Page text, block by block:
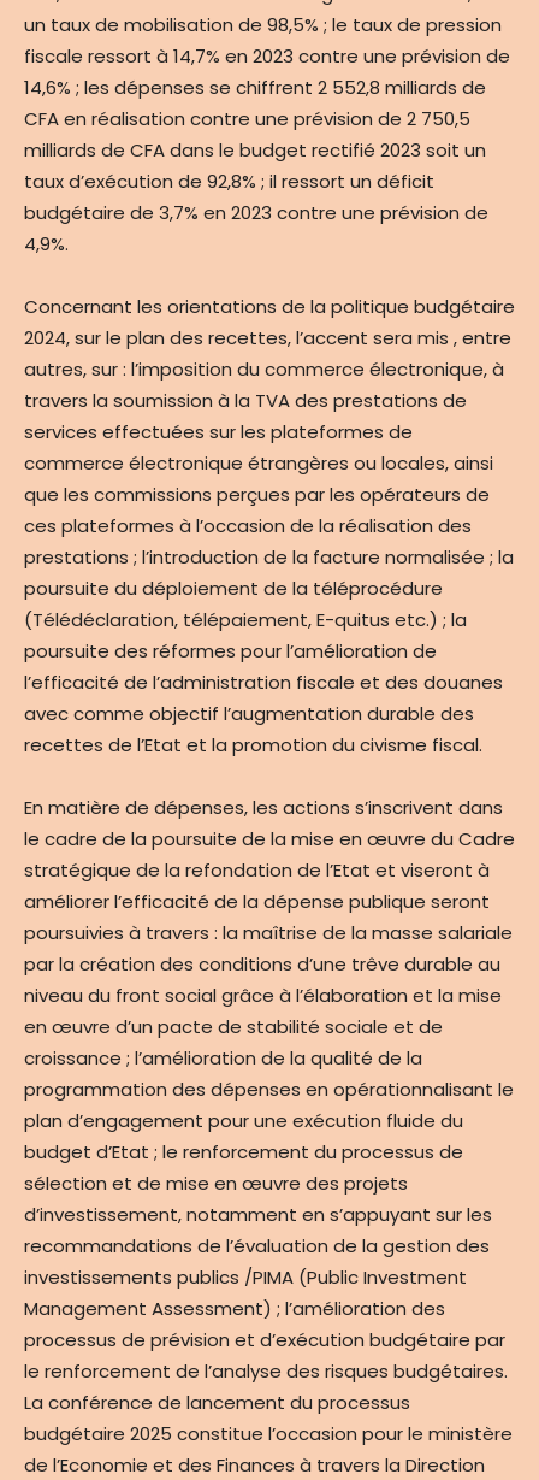
un taux de mobilisation de 98,5% ; le taux de pression
fiscale ressort à 14,7% en 2023 contre une prévision de
14,6% ; les dépenses se chiffrent 2 552,8 milliards de
CFA en réalisation contre une prévision de 2 750,5
milliards de CFA dans le budget rectifié 2023 soit un
taux d’exécution de 92,8% ; il ressort un déficit
budgétaire de 3,7% en 2023 contre une prévision de
4,9%.
Concernant les orientations de la politique budgétaire
2024, sur le plan des recettes, l’accent sera mis , entre
autres, sur : l’imposition du commerce électronique, à
travers la soumission à la TVA des prestations de
services effectuées sur les plateformes de
commerce électronique étrangères ou locales, ainsi
que les commissions perçues par les opérateurs de
ces plateformes à l’occasion de la réalisation des
prestations ; l’introduction de la facture normalisée ; la
poursuite du déploiement de la téléprocédure
(Télédéclaration, télépaiement, E-quitus etc.) ; la
poursuite des réformes pour l’amélioration de
l’efficacité de l’administration fiscale et des douanes
avec comme objectif l’augmentation durable des
recettes de l’Etat et la promotion du civisme fiscal.
En matière de dépenses, les actions s’inscrivent dans
le cadre de la poursuite de la mise en œuvre du Cadre
stratégique de la refondation de l’Etat et viseront à
améliorer l’efficacité de la dépense publique seront
poursuivies à travers : la maîtrise de la masse salariale
par la création des conditions d’une trêve durable au
niveau du front social grâce à l’élaboration et la mise
en œuvre d’un pacte de stabilité sociale et de
croissance ; l’amélioration de la qualité de la
programmation des dépenses en opérationnalisant le
plan d’engagement pour une exécution fluide du
budget d’Etat ; le renforcement du processus de
sélection et de mise en œuvre des projets
d’investissement, notamment en s’appuyant sur les
recommandations de l’évaluation de la gestion des
investissements publics /PIMA (Public Investment
Management Assessment) ; l’amélioration des
processus de prévision et d’exécution budgétaire par
le renforcement de l’analyse des risques budgétaires.
La conférence de lancement du processus
budgétaire 2025 constitue l’occasion pour le ministère
de l’Economie et des Finances à travers la Direction